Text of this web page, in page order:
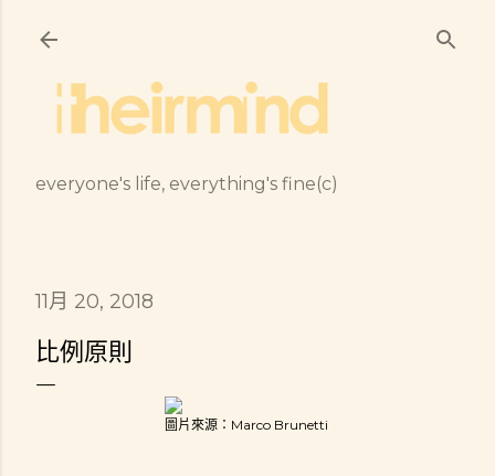
everyone's life, everything's fine(c)
11月 20, 2018
比例原則
圖片來源：Marco Brunetti